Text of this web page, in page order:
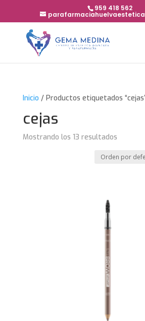
959 418 562
Inicio / Productos etiquetados
cejas
Mostrando los 13 resultados